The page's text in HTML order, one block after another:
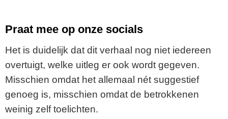
Praat mee op onze socials
Het is duidelijk dat dit verhaal nog niet iedereen
overtuigt, welke uitleg er ook wordt gegeven.
Misschien omdat het allemaal nét suggestief
genoeg is, misschien omdat de betrokkenen
weinig zelf toelichten.